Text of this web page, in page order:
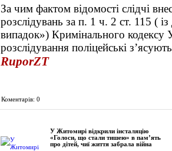
За чим фактом відомості слідчі
розслідувань за п. 1 ч. 2 ст. 115 (
випадок») Кримінального кодексу
розслідування поліцейські
RuporZT
Коментарів: 0
У Житомирі відкрили інсталяцію
«Голоси, що стали тишею» в пам’ять
про дітей, чиї життя забрала війна